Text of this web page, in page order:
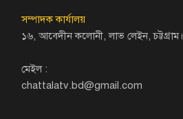
সম্পাদক কার্যালয়
১৬, আবেদীন কলোনী, লাভ লেইন, চট্টগ্রাম।
মেইল :
chattalatv.bd@gmail.com